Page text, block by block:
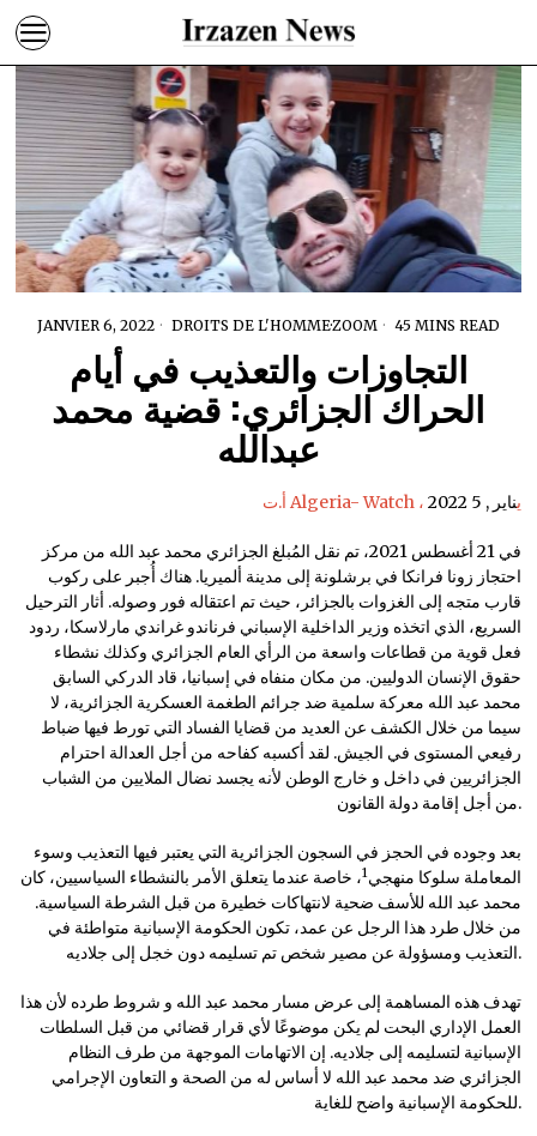
JANVIER 6, 2022 DROITS DE L'HOMME·ZOOM 45 MINS READ
التجاوزات والتعذيب في أيام
الحراك الجزائري: قضية محمد
عبدالله
أ.ت Algeria- Watch ، يناير , 5 2022
في 21 أغسطس 2021، تم نقل المُبلغ الجزائري محمد عبد الله من مركز
احتجاز زونا فرانكا في برشلونة إلى مدينة ألميريا. هناك أُجبر على ركوب
قارب متجه إلى الغزوات بالجزائر، حيث تم اعتقاله فور وصوله. أثار الترحيل
السريع، الذي اتخذه وزير الداخلية الإسباني فرناندو غراندي مارلاسكا، ردود
فعل قوية من قطاعات واسعة من الرأي العام الجزائري وكذلك نشطاء
حقوق الإنسان الدوليين. من مكان منفاه في إسبانيا، قاد الدركي السابق
محمد عبد الله معركة سلمية ضد جرائم الطغمة العسكرية الجزائرية، لا
سيما من خلال الكشف عن العديد من قضايا الفساد التي تورط فيها ضباط
رفيعي المستوى في الجيش. لقد أكسبه كفاحه من أجل العدالة احترام
الجزائريين في داخل و خارج الوطن لأنه يجسد نضال الملايين من الشباب
من أجل إقامة دولة القانون.
بعد وجوده في الحجز في السجون الجزائرية التي يعتبر فيها التعذيب وسوء
المعاملة سلوكا منهجي1، خاصة عندما يتعلق الأمر بالنشطاء السياسيين، كان
محمد عبد الله للأسف ضحية لانتهاكات خطيرة من قبل الشرطة السياسية.
من خلال طرد هذا الرجل عن عمد، تكون الحكومة الإسبانية متواطئة في
التعذيب ومسؤولة عن مصير شخص تم تسليمه دون خجل إلى جلاديه.
تهدف هذه المساهمة إلى عرض مسار محمد عبد الله و شروط طرده لأن هذا
العمل الإداري البحت لم يكن موضوعًا لأي قرار قضائي من قبل السلطات
الإسبانية لتسليمه إلى جلاديه. إن الاتهامات الموجهة من طرف النظام
الجزائري ضد محمد عبد الله لا أساس له من الصحة و التعاون الإجرامي
للحكومة الإسبانية واضح للغاية.